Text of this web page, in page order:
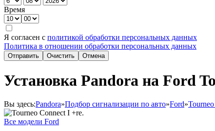
Время
Я согласен с политикой обработки персональных данных
Политика в отношении обработки персональных данных
Отправить Очистить Отмена
Установка Pandora на Ford
Вы здесь:Pandora»Подбор сигнализации по авто»Ford»
Все модели Ford